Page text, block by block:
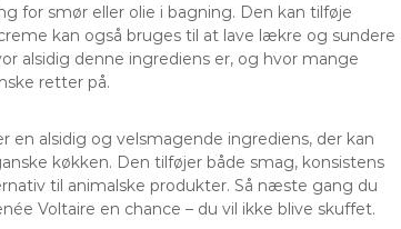
for smør eller olie i bagning. Den kan tilføje
kan også bruges til at lave lækre og sundere
alsidig denne ingrediens er, og hvor mange
retter på.
en alsidig og velsmagende ingrediens, der kan
køkken. Den tilføjer både smag, konsistens
til animalske produkter. Så næste gang du
Voltaire en chance – du vil ikke blive skuffet.